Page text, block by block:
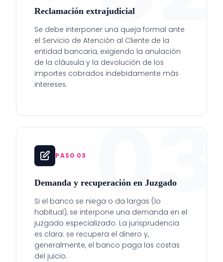
Reclamación extrajudicial
Se debe interponer una queja formal ante
el Servicio de Atención al Cliente de la
entidad bancaria, exigiendo la anulación
de la cláusula y la devolución de los
importes cobrados indebidamente más
intereses.
03
PASO 03
Demanda y recuperación en Juzgado
Si el banco se niega o da largas (lo
habitual), se interpone una demanda en el
juzgado especializado. La jurisprudencia
es clara: se recupera el dinero y,
generalmente, el banco paga las costas
del juicio.